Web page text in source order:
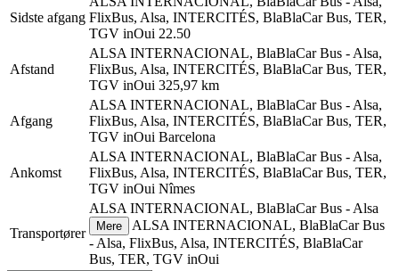
Sidste afgang FlixBus, Alsa, INTERCITÉS, BlaBlaCar Bus, TER,
TGV inOui 22.50
Afstand
ALSA INTERNACIONAL, BlaBlaCar Bus - Alsa,
FlixBus, Alsa, INTERCITÉS, BlaBlaCar Bus, TER,
TGV inOui 325,97 km
Afgang
ALSA INTERNACIONAL, BlaBlaCar Bus - Alsa,
FlixBus, Alsa, INTERCITÉS, BlaBlaCar Bus, TER,
TGV inOui Barcelona
Ankomst
ALSA INTERNACIONAL, BlaBlaCar Bus - Alsa,
FlixBus, Alsa, INTERCITÉS, BlaBlaCar Bus, TER,
TGV inOui Nîmes
Transportører
ALSA INTERNACIONAL, BlaBlaCar Bus - Alsa
Mere
ALSA INTERNACIONAL, BlaBlaCar Bus
- Alsa, FlixBus, Alsa, INTERCITÉS, BlaBlaCar
Bus, TER, TGV inOui
©CARTO